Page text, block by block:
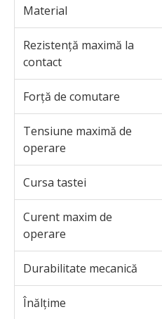
Material
Rezistență maximă la
contact
Forță de comutare
Tensiune maximă de
operare
Cursa tastei
Curent maxim de
operare
Durabilitate mecanică
Înălțime